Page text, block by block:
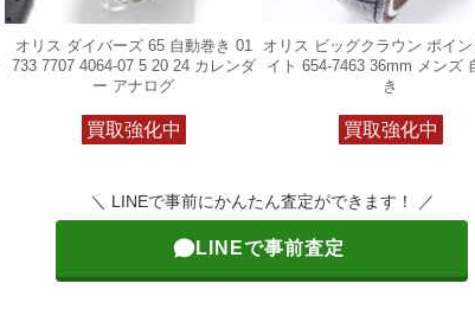
オリス ダイバーズ 65 自動巻き 01
733 7707 4064-07 5 20 24 カレンダ
ー アナログ
買取強化中
オリス ビッグクラウン ポイ
イト 654-7463 36mm メンズ
き
買取強化中
＼ LINEで事前にかんたん査定ができます！ ／
LINEで事前査定